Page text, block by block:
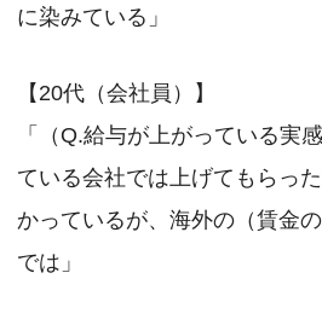
に染みている」
【20代（会社員）】
「（Q.給与が上がっている実
ている会社では上げてもらっ
かっているが、海外の（賃金
では」